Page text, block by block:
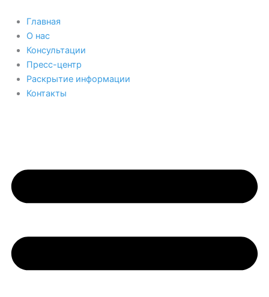
содержимому
Главная
О нас
Консультации
Пресс-центр
Раскрытие информации
Контакты